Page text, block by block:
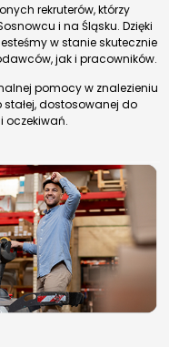
rekruterów, którzy
i na Śląsku. Dzięki
w stanie skutecznie
jak i pracowników.
pomocy w znalezieniu
dostosowanej do
oczekiwań.